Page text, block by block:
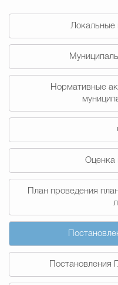
Локальные
Нормативные
Оценка
План проведения
Постановления